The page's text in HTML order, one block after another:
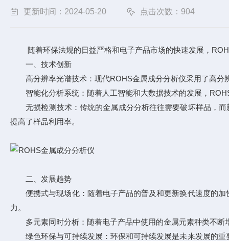
更新时间：2024-05-20 点击次数：904
随着环保法规的日益严格和电子产品市场的快速发展，
一、技术创新
高分辨率光谱技术：现代ROHS金属成分分析仪采用了高分
智能化分析系统：随着人工智能和大数据技术的发展，
无损检测技术：传统的金属成分分析往往需要破坏样品，而
提高了样品利用率。
二、发展趋势
便携式与现场化：随着电子产品的普及和更新换代速度的加
力。
多元素同时分析：随着电子产品中使用的金属元素种类不断
绿色环保与可持续发展：环保和可持续发展是未来发展的重